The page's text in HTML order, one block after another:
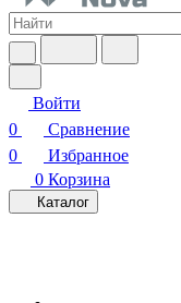
Войти
0
Сравнение
0
Избранное
0 Корзина
Каталог